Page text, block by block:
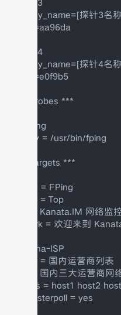
display_name=[探针3名
color=aa96da
+host4
display_name=[探针4名
color=e0f9b5
*** Probes ***
+ FPing
binary = /usr/bin/fping
*** Targets ***
probe = FPing
menu = Top
title = Kanata.IM 网络监
remark = 欢迎来到
+ China-ISP
menu = 国内运营商列表
title = 国内三大运营商网
slaves = host1 host2
nomasterpoll = yes